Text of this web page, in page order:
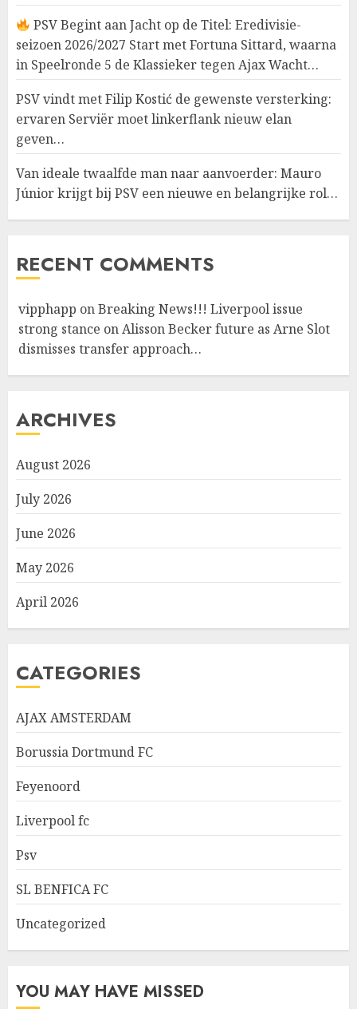
PSV Begint aan Jacht op de Titel: Eredivisie-
seizoen 2026/2027 Start met Fortuna Sittard, waarna
in Speelronde 5 de Klassieker tegen Ajax Wacht…
PSV vindt met Filip Kostić de gewenste versterking:
ervaren Serviër moet linkerflank nieuw elan
geven…
Van ideale twaalfde man naar aanvoerder: Mauro
Júnior krijgt bij PSV een nieuwe en belangrijke rol…
RECENT COMMENTS
vipphapp onBreaking News!!! Liverpool issue
strong stance on Alisson Becker future as Arne Slot
dismisses transfer approach…
ARCHIVES
August 2026
July 2026
June 2026
May 2026
April 2026
CATEGORIES
AJAX AMSTERDAM
Borussia Dortmund FC
Feyenoord
Liverpool fc
Psv
SL BENFICA FC
Uncategorized
YOU MAY HAVE MISSED